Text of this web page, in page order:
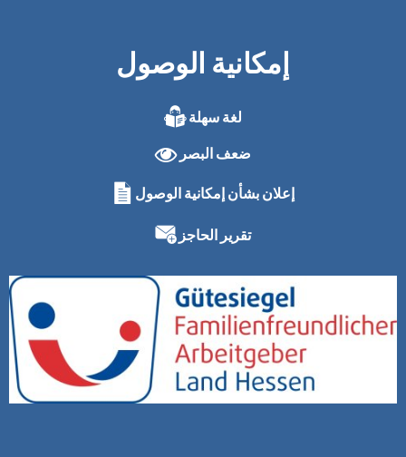
إمكانية الوصول
لغة سهلة
ضعف البصر
إعلان بشأن إمكانية الوصول
تقرير الحاجز